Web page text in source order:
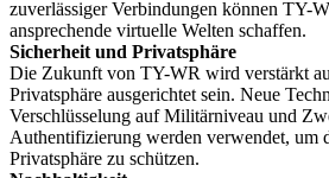
zuverlässiger Verbindungen können TY-
ansprechende virtuelle Welten schaffen.
Sicherheit und Privatsphäre
Die Zukunft von TY-WR wird verstärkt
Privatsphäre ausgerichtet sein. Neue
Verschlüsselung auf Militärniveau und
Authentifizierung werden verwendet, um
Privatsphäre zu schützen.